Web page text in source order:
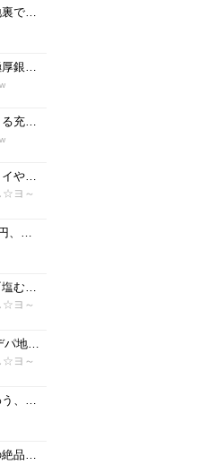
【京都朝食】烏丸の路地裏で見つけた！一等米100%使用、絶品のおにぎり専門店
【京都朝食】炭火香る極厚銀鮭と土鍋ご飯に歓喜！四条烏丸の朝食専門店「京都 いとおかし」
【京都】若手料理人による充実の間借り寿司店！平日夜限定「寿司 寅のや」
【京都ランチ】カキフライや海鮮丼激ウマ！若狭湾の幸をゆったり堪能「いけす料理卑弥呼」
☆ヨ～
【京都新店】ビール160円、ねぎとろ90円！炭焼き干物定食は朝6時から「しんぱち食堂」
【京都朝食】握りたて『塩むすび』シンプルイズベスト至高の朝ごはん「羽釜おむすび白々」
☆ヨ～
【京都弁当】JR京都駅デパ地下で老舗名店の味を食べ比べ☆旅のお供にも最適「京都伊勢丹」
☆ヨ～
【京都】海の恵みを味わう、海辺のカフェ食堂で贅沢ランチ『地産食堂HISAMI』
京都で食べたい「肉厚の絶品さば寿司」厳選9店！老舗や定番から穴場まで【まとめ】